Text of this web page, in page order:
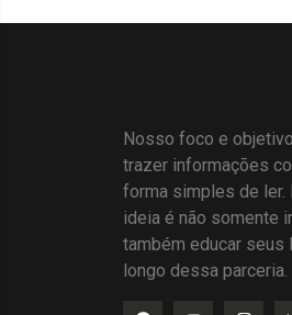
Nosso foco e
trazer informações
forma simples de ler.
ideia é não somente
também educar seus
longo dessa parceria.